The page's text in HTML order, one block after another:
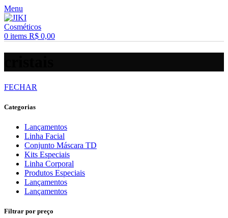
Menu
0 items R$ 0,00
FECHAR
Categorias
Lançamentos
Linha Facial
Conjunto Máscara TD
Kits Especiais
Linha Corporal
Produtos Especiais
Lançamentos
Lançamentos
Filtrar por preço